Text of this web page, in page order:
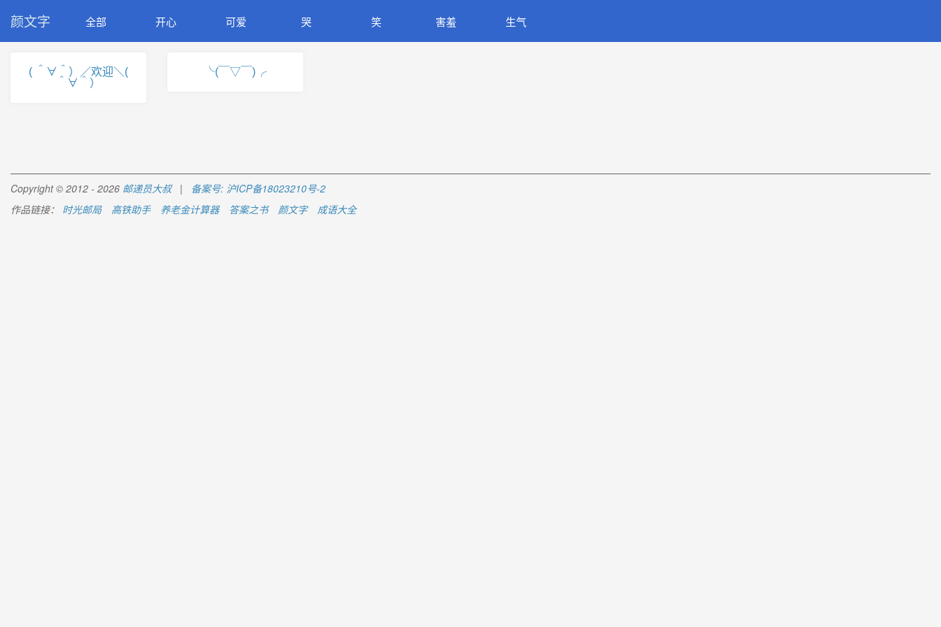
颜文字 全部 开心 可爱 哭 笑 害羞 生气
( ＾∀＾）／欢迎＼(
＾∀＾）
╰(￣▽￣)╭
Copyright © 2012 - 2026 邮递员大叔| 备案号: 沪ICP备18023210号-2
作品链接： 时光邮局 高铁助手 养老金计算器 答案之书 颜文字 成语大全